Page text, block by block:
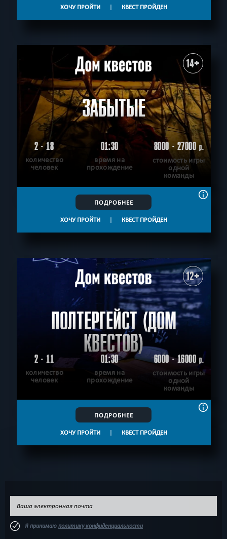
ХОЧУ ПРОЙТИ | КВЕСТ ПРОЙДЕН
14+
ЗАБЫТЫЕ
2 - 18
количество
человек
01:30
время на
прохождение
8000 - 27000р.
стоимость игры
одной
команды
ПОДРОБНЕЕ
ХОЧУ ПРОЙТИ | КВЕСТ ПРОЙДЕН
12+
ПОЛТЕРГЕЙСТ (ДОМ
КВЕСТОВ)
2 - 11
количество
человек
01:30
время на
прохождение
6000 - 16000р.
стоимость игры
одной
команды
ПОДРОБНЕЕ
ХОЧУ ПРОЙТИ | КВЕСТ ПРОЙДЕН
Я принимаю политику конфиденциальности